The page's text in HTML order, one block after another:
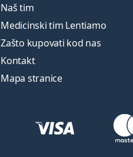
Naš tim
Medicinski tim Lentiamo
Zašto kupovati kod nas
Kontakt
Mapa stranice